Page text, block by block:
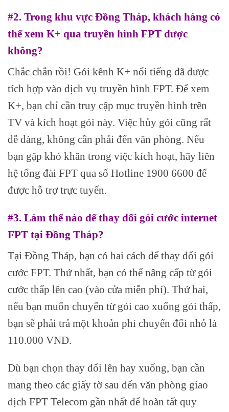
#2. Trong khu vực Đồng Tháp, khách hàng có
thể xem K+ qua truyền hình FPT được
không?
Chắc chắn rồi! Gói kênh K+ nổi tiếng đã được
tích hợp vào dịch vụ truyền hình FPT. Để xem
K+, bạn chỉ cần truy cập mục truyền hình trên
TV và kích hoạt gói này. Việc hủy gói cũng rất
dễ dàng, không cần phải đến văn phòng. Nếu
bạn gặp khó khăn trong việc kích hoạt, hãy liên
hệ tổng đài FPT qua số Hotline 1900 6600 để
được hỗ trợ trực tuyến.
#3. Làm thế nào để thay đổi gói cước internet
FPT tại Đồng Tháp?
Tại Đồng Tháp, bạn có hai cách để thay đổi gói
cước FPT. Thứ nhất, bạn có thể nâng cấp từ gói
cước thấp lên cao (vào cửa miễn phí). Thứ hai,
nếu bạn muốn chuyển từ gói cao xuống gói thấp,
bạn sẽ phải trả một khoản phí chuyển đổi nhỏ là
110.000 VNĐ.
Dù bạn chọn thay đổi lên hay xuống, bạn cần
mang theo các giấy tờ sau đến văn phòng giao
dịch FPT Telecom gần nhất để hoàn tất quy